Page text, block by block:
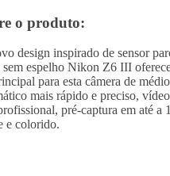
o produto:
design inspirado de sensor
sem espelho Nikon Z6 III
para esta câmera de
mais rápido e preciso,
pré-captura em até a
e colorido.